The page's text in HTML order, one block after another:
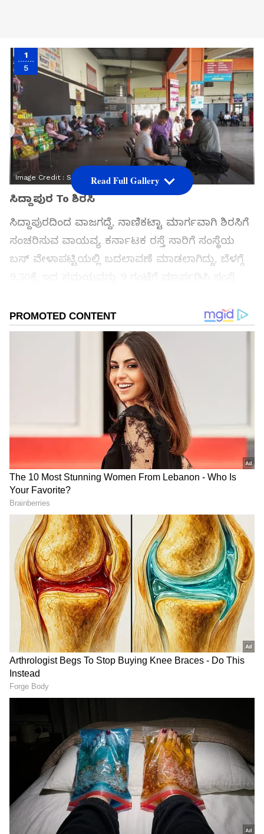
1
5
Image Credit : Social Media
ಸಿದ್ದಾಪುರ To ಶಿರಸಿ
ಸಿದ್ದಾಪುರದಿಂದ ವಾಜಗದ್ದೆ, ನಾಣಿಕಟ್ಟಾ ಮಾರ್ಗವಾಗಿ ಶಿರಸಿಗೆ
ಸಂಚರಿಸುವ ವಾಯವ್ಯ ಕರ್ನಾಟಕ ರಸ್ತೆ ಸಾರಿಗೆ ಸಂಸ್ಥೆಯ
ಬಸ್ ವೇಳಾಪಟ್ಟಿಯಲ್ಲಿ ಬದಲಾವಣೆ ಮಾಡಲಾಗಿದ್ದು, ಬೆಳಗ್ಗೆ
ವರ್ಷಗಳಿಂದ ಪ್ರಯಾಣಿಕರು ಅನುಭವಿಸುತ್ತಿದ್ದ ತೊಂದರೆಗೆ
ಕೊನೆಗೂ ಪರಿಹಾರ ಸಿಕ್ಕಂತಾಗಿದೆ.
ಸಮಗ್ರ ಸುದ್ದಿ ಮೂಲವನ್ನಾಗಿ asianet suvarna news ಅನ್ನು
ಆಯ್ಕೆ ಮಾಡಿಕೊಳ್ಳಿ
2
5
Image Credit :
ಸುಮಾರು 20 ವರ್ಷಗಳಿಂದ ಈ ಬಸ್ ಬೆಳಗ್ಗೆ 8.45ಕ್ಕೆ
ಸರಿಯಾಗಿ ಸಂಚರಿಸುತ್ತಿತ್ತು. ಆದರೆ, ಕೊರೋನಾ
ಸಾಂಕ್ರಾಮಿಕದ ಸಮಯದಲ್ಲಿ ಜಾರಿಗೆ ತಂದ ಮಾರ್ಗ ಮತ್ತು
ಸಮಯ ಬದಲಾವಣೆಯ ನಿಯಮಗಳಿಂದಾಗಿ, ಈ ಬಸ್ಸಿನ
ಸಮಯವನ್ನು 9.30ಕ್ಕೆ ಮುಂದೂಡಲಾಗಿತ್ತು. ಈ
ಬದಲಾವಣೆಯಿಂದ ಸಾರ್ವಜನಿಕರಿಗೆ ತೀವ್ರ
Read Full Gallery